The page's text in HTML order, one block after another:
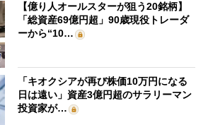
【億り人オールスターが狙う20銘柄】
「総資産69億円超」90歳現役トレーダ
ーから“10…
「キオクシアが再び株価10万円になる
日は遠い」資産3億円超のサラリーマン
投資家が…